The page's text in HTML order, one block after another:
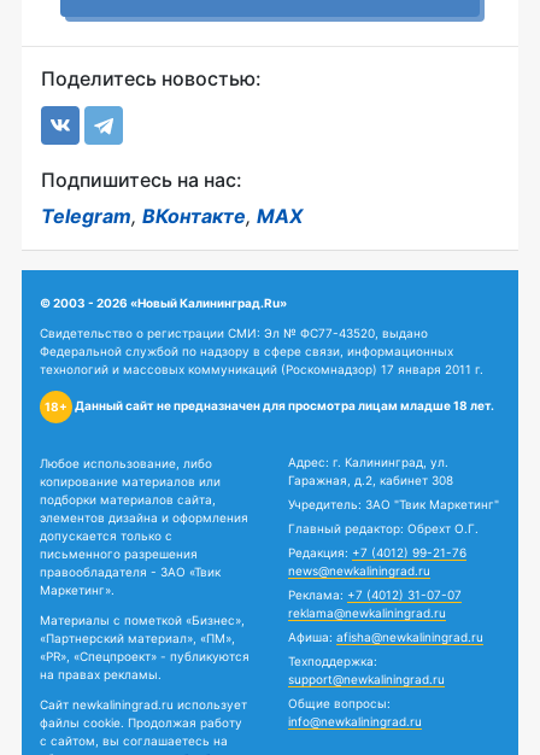
Поделитесь новостью:
Подпишитесь на нас:
Telegram, ВКонтакте, MAX
© 2003 - 2026 «Новый Калининград.Ru»
Свидетельство о регистрации СМИ: Эл № ФС77-43520, выдано
Федеральной службой по надзору в сфере связи, информационных
технологий и массовых коммуникаций (Роскомнадзор) 17 января 2011 г.
18+ Данный сайт не предназначен для просмотра лицам младше 18 лет.
Любое использование, либо
копирование материалов или
подборки материалов сайта,
элементов дизайна и оформления
допускается только с
письменного разрешения
правообладателя - ЗАО «Твик
Маркетинг».
Материалы с пометкой «Бизнес»,
«Партнерский материал», «ПМ»,
«PR», «Спецпроект» - публикуются
на правах рекламы.
Сайт newkaliningrad.ru использует
файлы cookie. Продолжая работу
с сайтом, вы соглашаетесь на
Адрес: г. Калининград, ул.
Гаражная, д.2, кабинет 308
Учредитель: ЗАО "Твик Маркетинг"
Главный редактор: Обрехт О.Г.
Редакция: +7 (4012) 99-21-76
news@newkaliningrad.ru
Реклама: +7 (4012) 31-07-07
reklama@newkaliningrad.ru
Афиша: afisha@newkaliningrad.ru
Техподдержка:
support@newkaliningrad.ru
Общие вопросы:
info@newkaliningrad.ru